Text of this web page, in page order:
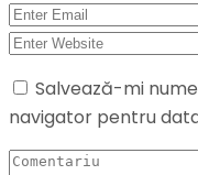
Salvează-mi
navigator pentru